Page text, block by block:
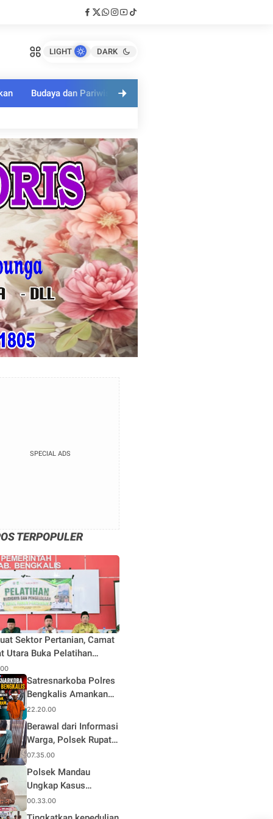
LIGHT DARK
Budaya dan Pariwisata
SPECIAL ADS
TERPOPULER
Sektor Pertanian, Camat
Utara Buka Pelatihan
dan Pengelolaan Hasil
Pertanian di Desa Teluk
Satresnarkoba Polres
Bengkalis Amankan
Terduga Pengedar
Sabu di Mandau, Sita
1,59 Gram Barang
Bukti
22.20.00
Berawal dari Informasi
Warga, Polsek Rupat
Ungkap Kasus Sabu
dan Amankan Seorang
Pria
07.35.00
Polsek Mandau
Ungkap Kasus
Narkotika, Seorang
Pria Diamankan
00.33.00